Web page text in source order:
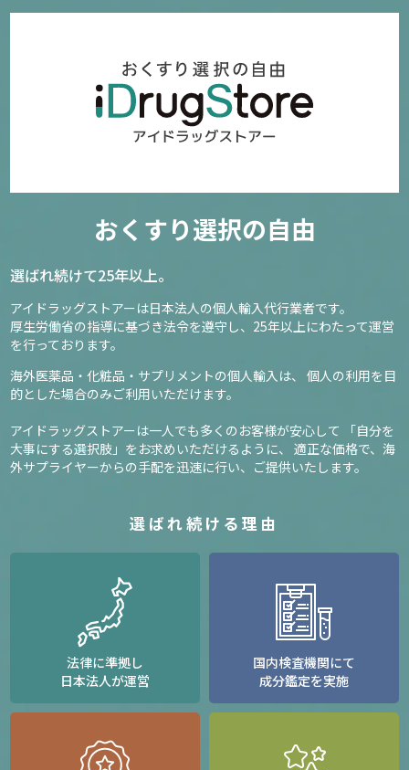
おくすり選択の自由
選ばれ続けて25年以上。
アイドラッグストアーは日本法人の個人輸入代行業者です。
厚生労働省の指導に基づき法令を遵守し、 25年以上にわたって運営
を行っております。
海外医薬品・化粧品・サプリメントの個人輸入は、 個人の利用を目
的とした場合のみご利用いただけます。
アイドラッグストアーは一人でも多くのお客様が安心して
「自分を
大事にする選択肢」をお求めいただけるように、 適正な価格で、海
外サプライヤーからの手配を迅速に行い、ご提供いたします。
選ばれ続ける理由
法律に準拠し
日本法人が運営
国内検査機関にて
成分鑑定を実施